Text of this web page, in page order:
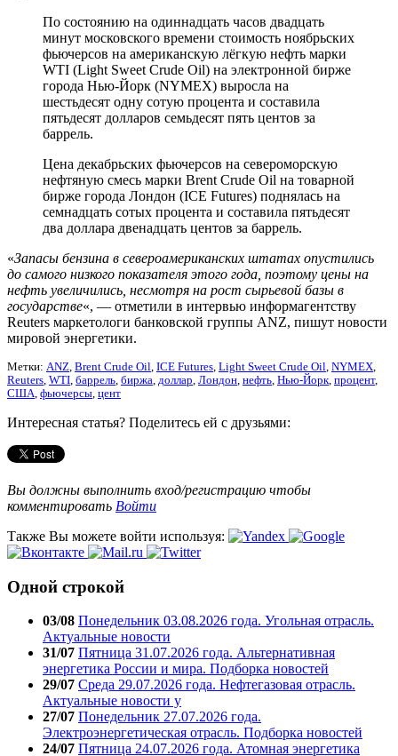
По состоянию на одиннадцать часов двадцать
минут московского времени стоимость ноябрьских
фьючерсов на американскую лёгкую нефть марки
WTI (Light Sweet Crude Oil) на электронной бирже
города Нью-Йорк (NYMEX) выросла на
шестьдесят одну сотую процента и составила
пятьдесят долларов семьдесят пять центов за
баррель.
Цена декабрьских фьючерсов на североморскую
нефтяную смесь марки Brent Crude Oil на товарной
бирже города Лондон (ICE Futures) поднялась на
семнадцать сотых процента и составила пятьдесят
два доллара двенадцать центов за баррель.
«Запасы бензина в североамериканских штатах опустились
до самого низкого показателя этого года, поэтому цены на
нефть увеличились, несмотря на рост сырьевой базы в
государстве«, — отметили в интервью информагентству
Reuters маркетологи банковской группы ANZ, пишут новости
мировой энергетики.
Метки: ANZ, Brent Crude Oil, ICE Futures, Light Sweet Crude Oil, NYMEX,
Reuters, WTI, баррель, биржа, доллар, Лондон, нефть, Нью-Йорк, процент,
США, фьючерсы, цент
Интересная статья? Поделитесь ей с друзьями:
Вы должны выполнить вход/регистрацию чтобы
комментировать Войти
Также Вы можете войти используя:
Одной строкой
03/08 Понедельник 03.08.2026 года. Угольная отрасль.
Актуальные новости
31/07 Пятница 31.07.2026 года. Альтернативная
энергетика России и мира. Подборка новостей
29/07 Среда 29.07.2026 года. Нефтегазовая отрасль.
Актуальные новости у
27/07 Понедельник 27.07.2026 года.
Электроэнергетическая отрасль. Подборка новостей
24/07 Пятница 24.07.2026 года. Атомная энергетика